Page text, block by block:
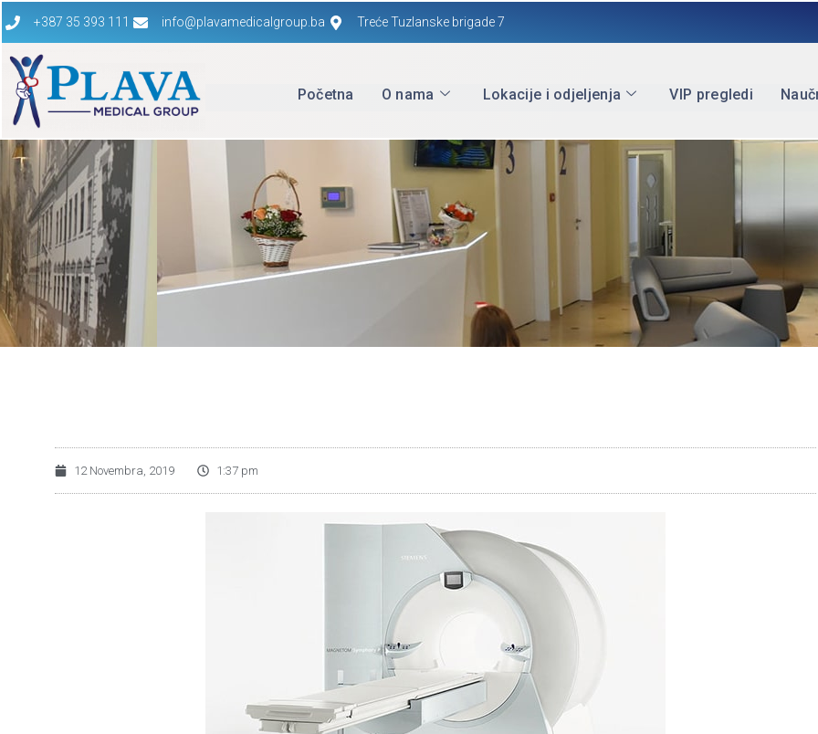
+387 35 393 111 info@plavamedicalgroup.ba Treće Tuzlanske brigade 7
Početna O nama Lokacije i odjeljenja VIP pregledi
12 Novembra, 2019 1:37 pm